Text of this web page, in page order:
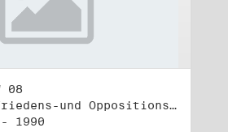
08
Titel: DDR-Friedens-und Oppositionsbewegung (1)
1990